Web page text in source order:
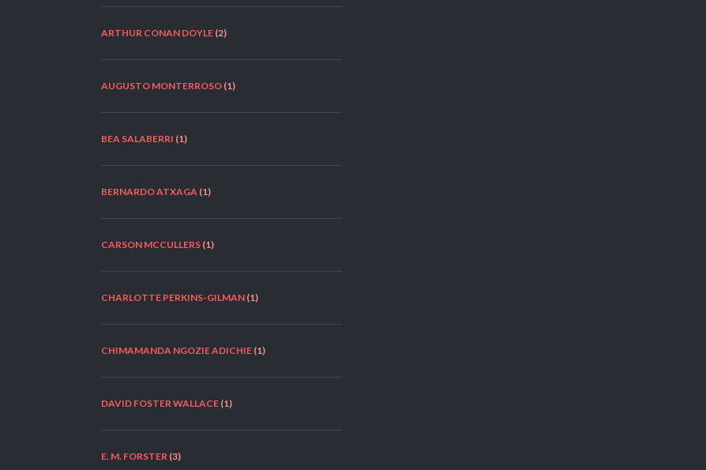
ARTHUR CONAN DOYLE (2)
AUGUSTO MONTERROSO (1)
BEA SALABERRI (1)
BERNARDO ATXAGA (1)
CARSON MCCULLERS (1)
CHARLOTTE PERKINS-GILMAN (1)
CHIMAMANDA NGOZIE ADICHIE (1)
DAVID FOSTER WALLACE (1)
E. M. FORSTER (3)